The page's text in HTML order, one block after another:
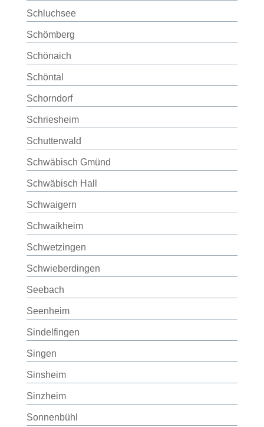
Schluchsee
Schömberg
Schönaich
Schöntal
Schorndorf
Schriesheim
Schutterwald
Schwäbisch Gmünd
Schwäbisch Hall
Schwaigern
Schwaikheim
Schwetzingen
Schwieberdingen
Seebach
Seenheim
Sindelfingen
Singen
Sinsheim
Sinzheim
Sonnenbühl